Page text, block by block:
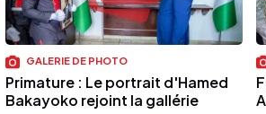
GALERIE DE PHOTO
Primature : Le portrait d'Hamed
Bakayoko rejoint la gallérie